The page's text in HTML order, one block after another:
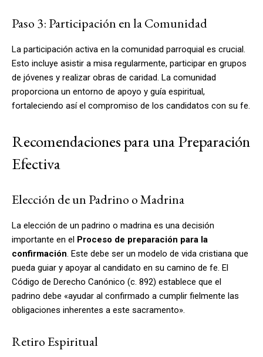
Paso 3: Participación en la Comunidad
La participación activa en la comunidad parroquial es crucial.
Esto incluye asistir a misa regularmente, participar en grupos
de jóvenes y realizar obras de caridad. La comunidad
proporciona un entorno de apoyo y guía espiritual,
fortaleciendo así el compromiso de los candidatos con su fe.
Recomendaciones para una Preparación
Efectiva
Elección de un Padrino o Madrina
La elección de un padrino o madrina es una decisión
importante en el Proceso de preparación para la
confirmación . Este debe ser un modelo de vida cristiana que
pueda guiar y apoyar al candidato en su camino de fe. El
Código de Derecho Canónico (c. 892) establece que el
padrino debe «ayudar al confirmado a cumplir fielmente las
obligaciones inherentes a este sacramento».
Retiro Espiritual